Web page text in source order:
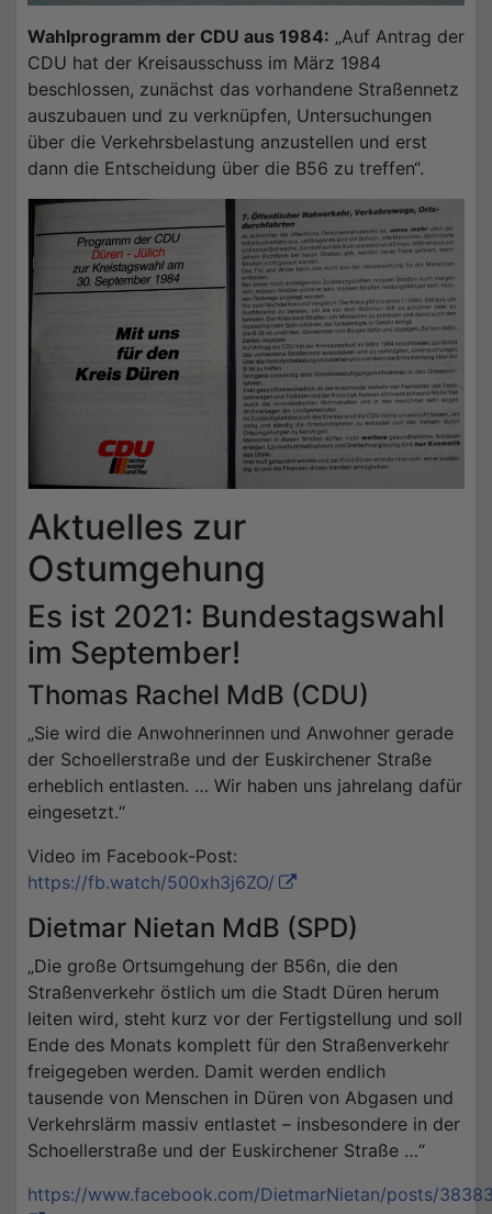
Wahlprogramm der CDU aus 1984: „Auf Antrag der
CDU hat der Kreisausschuss im März 1984
beschlossen, zunächst das vorhandene Straßennetz
auszubauen und zu verknüpfen, Untersuchungen
über die Verkehrsbelastung anzustellen und erst
dann die Entscheidung über die B56 zu treffen“.
Aktuelles zur
Ostumgehung
Es ist 2021: Bundestagswahl
im September!
Thomas Rachel MdB (CDU)
„Sie wird die Anwohnerinnen und Anwohner gerade
der Schoellerstraße und der Euskirchener Straße
erheblich entlasten. … Wir haben uns jahrelang dafür
eingesetzt.“
Video im Facebook-Post:
https://fb.watch/500xh3j6ZO/
Dietmar Nietan MdB (SPD)
„Die große Ortsumgehung der B56n, die den
Straßenverkehr östlich um die Stadt Düren herum
leiten wird, steht kurz vor der Fertigstellung und soll
Ende des Monats komplett für den Straßenverkehr
freigegeben werden. Damit werden endlich
tausende von Menschen in Düren von Abgasen und
Verkehrslärm massiv entlastet – insbesondere in der
Schoellerstraße und der Euskirchener Straße …“
https://www.facebook.com/DietmarNietan/posts/